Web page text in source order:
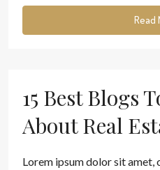
Read
15 Best Blogs
About Real
Lorem ipsum dolor sit